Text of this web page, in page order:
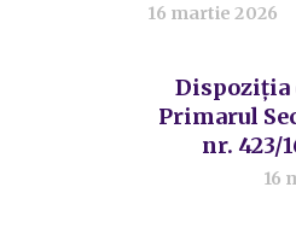
16 martie 2026
Dispoziția
Primarul
nr. 423/
16